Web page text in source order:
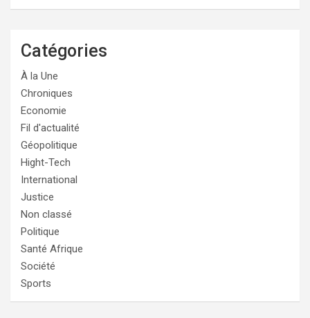
Catégories
À la Une
Chroniques
Economie
Fil d'actualité
Géopolitique
Hight-Tech
International
Justice
Non classé
Politique
Santé Afrique
Société
Sports